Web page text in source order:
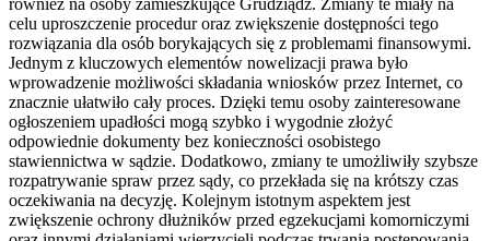
również na osoby zamieszkujące Grudziądz. Zmiany te miały na
celu uproszczenie procedur oraz zwiększenie dostępności tego
rozwiązania dla osób borykających się z problemami finansowymi.
Jednym z kluczowych elementów nowelizacji prawa było
wprowadzenie możliwości składania wniosków przez Internet, co
znacznie ułatwiło cały proces. Dzięki temu osoby zainteresowane
ogłoszeniem upadłości mogą szybko i wygodnie złożyć
odpowiednie dokumenty bez konieczności osobistego
stawiennictwa w sądzie. Dodatkowo, zmiany te umożliwiły szybsze
rozpatrywanie spraw przez sądy, co przekłada się na krótszy czas
oczekiwania na decyzję. Kolejnym istotnym aspektem jest
zwiększenie ochrony dłużników przed egzekucjami komorniczymi